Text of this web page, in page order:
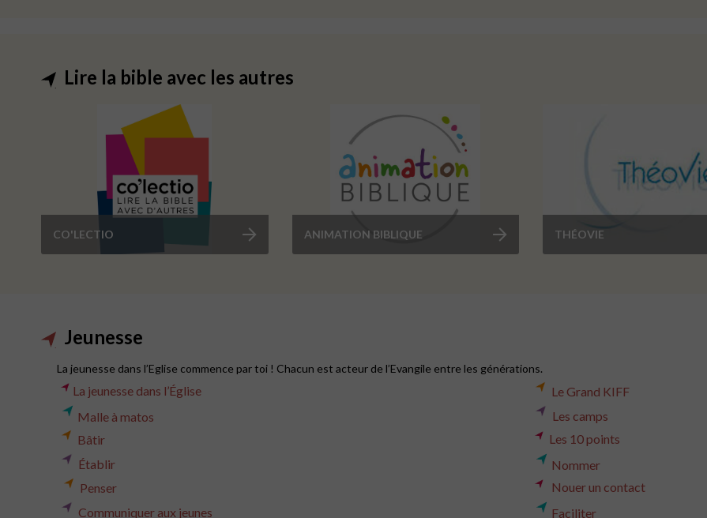
Lire la bible avec les autres
CO'LECTIO ANIMATION BIBLIQUE THÉOVIE
Jeunesse
La jeunesse dans l’Eglise commence par toi ! Chacun est acteur de l’Evangile entre les générations.
La jeunesse dans l’Église
Le Grand KIFF
Malle à matos
Les camps
Bâtir
Les 10 points
Établir
Nommer
Penser
Nouer un contact
Communiquer aux jeunes
Faciliter